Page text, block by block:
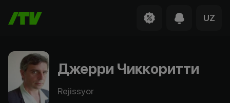
UZ
Джерри Чиккоритти
Rejissyor